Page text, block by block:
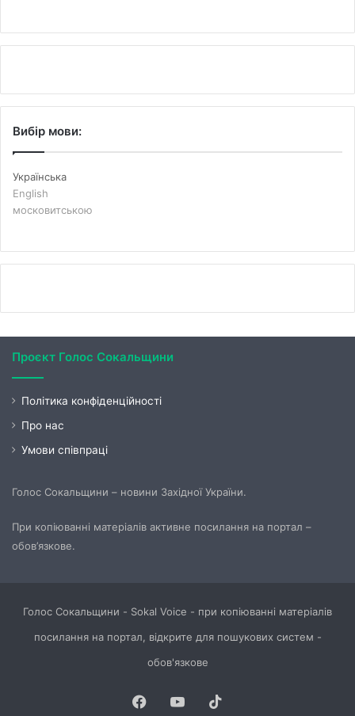
Вибір мови:
Українська
English
московитською
Проєкт Голос Сокальщини
Політика конфіденційності
Про нас
Умови співпраці
Голос Сокальщини – новини Західної України.
При копіюванні матеріалів активне посилання на портал –
обов’язкове.
Голос Сокальщини - Sokal Voice - при копіюванні матеріалів
посилання на портал, відкрите для пошукових систем -
обов'язкове
Facebook
YouTube